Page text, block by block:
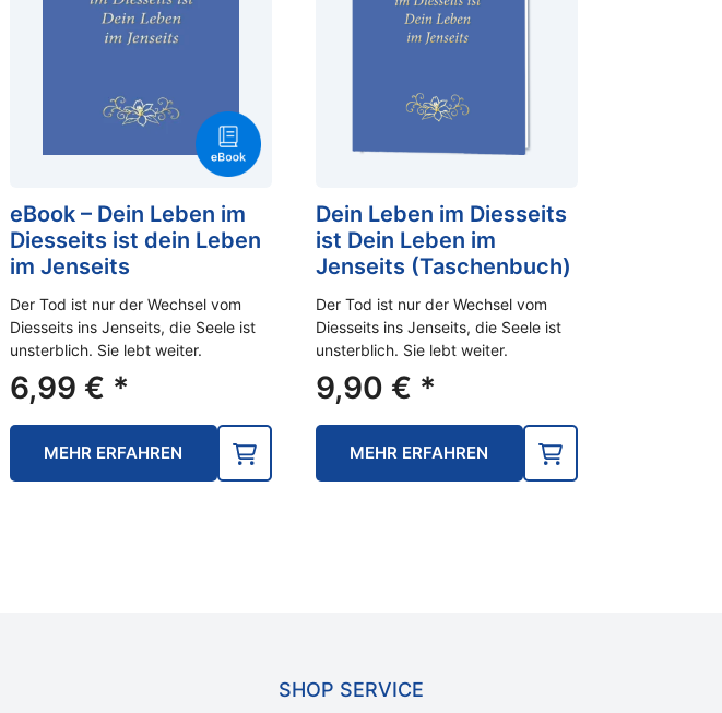
eBook – Dein Leben im
Diesseits ist dein Leben
im Jenseits
Der Tod ist nur der Wechsel vom
Diesseits ins Jenseits, die Seele ist
unsterblich. Sie lebt weiter.
6,99 € *
MEHR ERFAHREN
Dein Leben im Diesseits
ist Dein Leben im
Jenseits (Taschenbuch)
Der Tod ist nur der Wechsel vom
Diesseits ins Jenseits, die Seele ist
unsterblich. Sie lebt weiter.
9,90 € *
MEHR ERFAHREN
SHOP SERVICE